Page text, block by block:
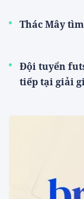
Thác Mây
Đội tuyển
tiếp tại giải